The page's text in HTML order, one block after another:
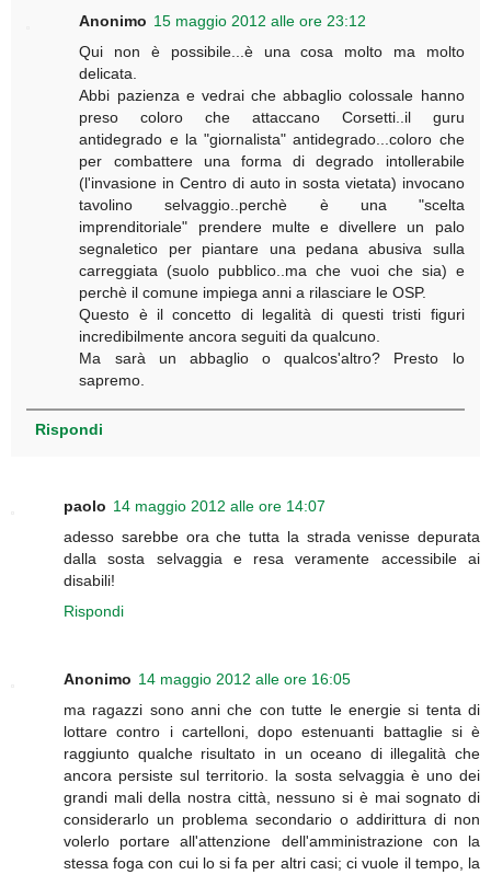
Anonimo 15 maggio 2012 alle ore 23:12
Qui non è possibile...è una cosa molto ma molto
delicata.
Abbi pazienza e vedrai che abbaglio colossale hanno
preso coloro che attaccano Corsetti..il guru
antidegrado e la "giornalista" antidegrado...coloro che
per combattere una forma di degrado intollerabile
(l'invasione in Centro di auto in sosta vietata) invocano
tavolino selvaggio..perchè è una "scelta
imprenditoriale" prendere multe e divellere un palo
segnaletico per piantare una pedana abusiva sulla
carreggiata (suolo pubblico..ma che vuoi che sia) e
perchè il comune impiega anni a rilasciare le OSP.
Questo è il concetto di legalità di questi tristi figuri
incredibilmente ancora seguiti da qualcuno.
Ma sarà un abbaglio o qualcos'altro? Presto lo
sapremo.
Rispondi
paolo 14 maggio 2012 alle ore 14:07
adesso sarebbe ora che tutta la strada venisse depurata
dalla sosta selvaggia e resa veramente accessibile ai
disabili!
Rispondi
Anonimo 14 maggio 2012 alle ore 16:05
ma ragazzi sono anni che con tutte le energie si tenta di
lottare contro i cartelloni, dopo estenuanti battaglie si è
raggiunto qualche risultato in un oceano di illegalità che
ancora persiste sul territorio. la sosta selvaggia è uno dei
grandi mali della nostra città, nessuno si è mai sognato di
considerarlo un problema secondario o addirittura di non
volerlo portare all'attenzione dell'amministrazione con la
stessa foga con cui lo si fa per altri casi; ci vuole il tempo, la